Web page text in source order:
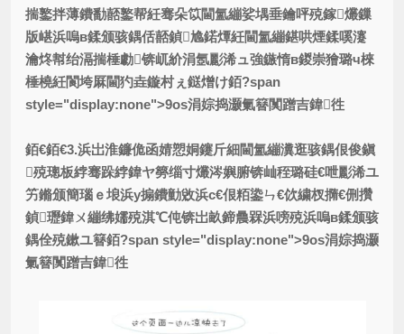
揣鐜拌薄鐨勫嚭鐜帮紝骞朵笖閫氳繃娑堣垂鑰呯殑鎵爜鏁
版嵁浜嗚в鍒颁骇鍝佸嚭鍞尯鍩燂紝閫氳繃鍖哄煙鍒嗘瀽
瀹炵幇绐滆揣棰勮锛屼紒涓氬彲浠ュ強鏃惰в鍐崇獪璐ч棶
棰橈紝閬垮厤閫犳垚鏇村ぇ鎹熷け銆?span
style="display:none">9os涓婃捣灏氭簮闃蹭吉鍏徃
銆€銆€3.浜岀淮鐮佹函婧愬姛鑳斤細閫氳繃瀵逛骇鍝佷俊鎭
殑璁板綍骞跺綍鍏ヤ簩缁寸爜涔嬩腑锛屾秷璐硅€呭彲浠ユ
竻鏅颁簡瑙ｅ埌浜у搧鐨勭敓浜с€佷粨鍌ㄣ€佽繍杈撱€侀攢
鍞瓑鍏ㄨ繃绋嬬殑淇℃伅锛岀畝鍗曟槑浜嗙殑浜嗚в鍒颁骇
鍝佺殑鏉ユ簮銆?span style="display:none">9os涓婃捣灏
氭簮闃蹭吉鍏徃